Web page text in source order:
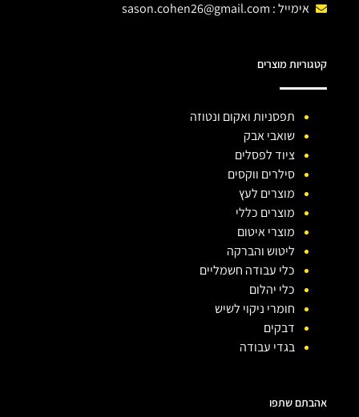
אימייל : sason.cohen26@gmail.com
קטגוריות מוצרים
תפסניות ואקום ונטוזה
שואבי אבק
ציוד לפסלים
סילרים ווקסים
מוצרים לעץ
מוצרים כללי
מוצרי איטום
ליטוש והברקה
כלי עבודה חשמליים
כלי יהלום
חומרי ניקוי לשיש
דבקים
בגדי עבודה
אהבתם שתפו